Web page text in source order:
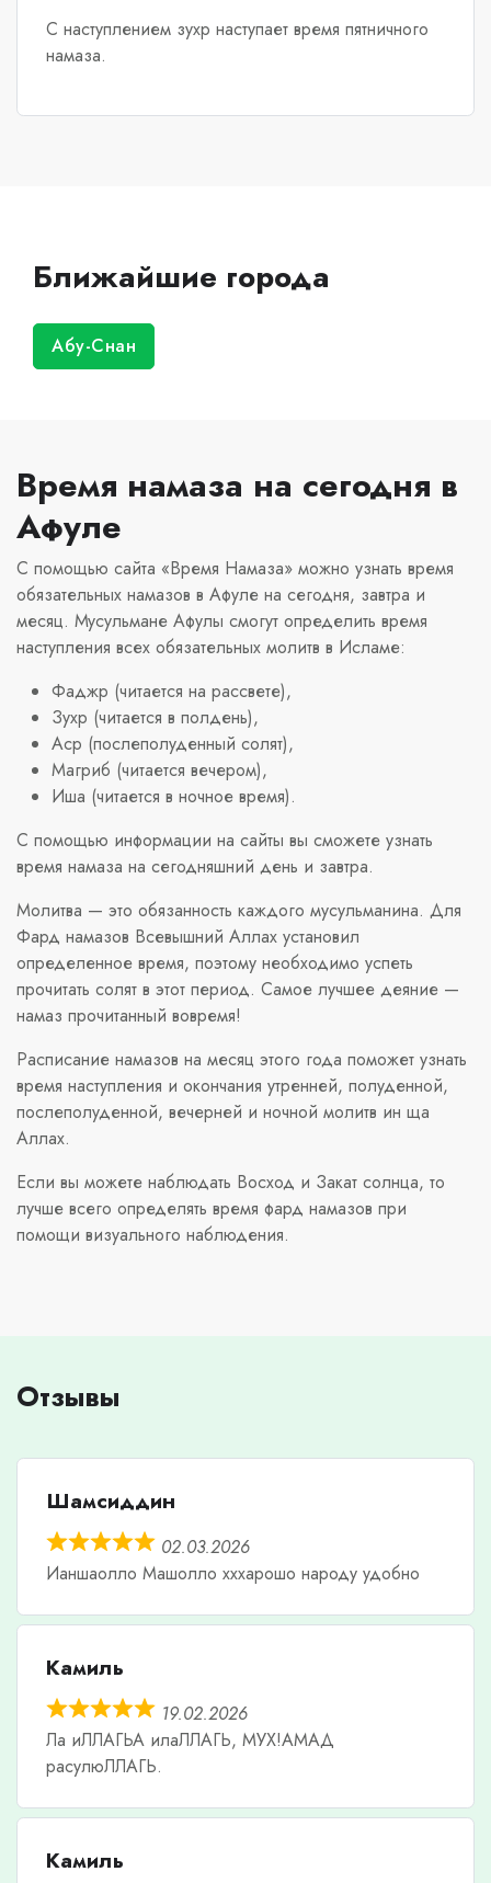
С наступлением зухр наступает время пятничного
намаза.
Ближайшие города
Абу-Снан
Время намаза на сегодня в
Афуле
С помощью сайта «Время Намаза» можно узнать время
обязательных намазов в Афуле на сегодня, завтра и
месяц. Мусульмане Афулы смогут определить время
наступления всех обязательных молитв в Исламе:
Фаджр (читается на рассвете),
Зухр (читается в полдень),
Аср (послеполуденный солят),
Магриб (читается вечером),
Иша (читается в ночное время).
С помощью информации на сайты вы сможете узнать
время намаза на сегодняшний день и завтра.
Молитва — это обязанность каждого мусульманина. Для
Фард намазов Всевышний Аллах установил
определенное время, поэтому необходимо успеть
прочитать солят в этот период. Самое лучшее деяние —
намаз прочитанный вовремя!
Расписание намазов на месяц этого года поможет узнать
время наступления и окончания утренней, полуденной,
послеполуденной, вечерней и ночной молитв ин ща
Аллах.
Если вы можете наблюдать Восход и Закат солнца, то
лучше всего определять время фард намазов при
помощи визуального наблюдения.
Отзывы
Шамсиддин
02.03.2026
Ианшаолло Машолло хххарошо народу удобно
Камиль
19.02.2026
Ла иЛЛАГЬА илаЛЛАГЬ, МУХ!АМАД
расулюЛЛАГЬ.
Камиль